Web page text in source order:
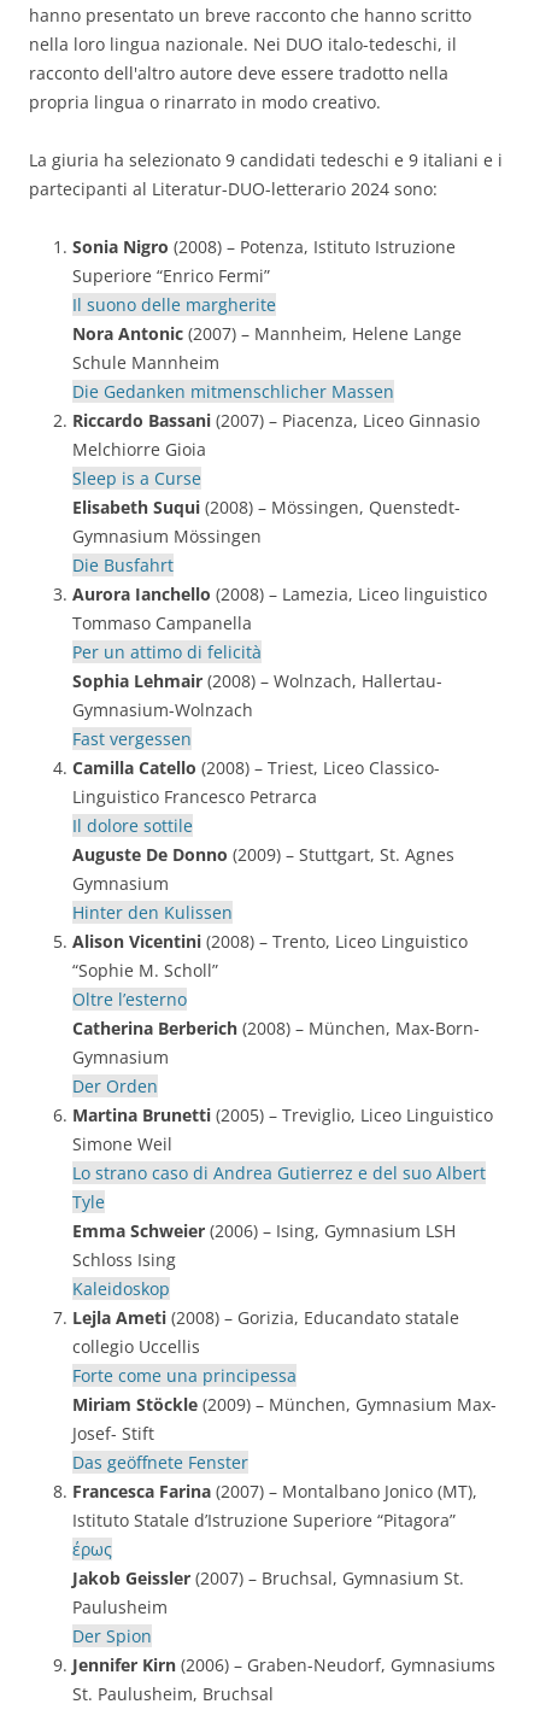
hanno presentato un breve racconto che hanno scritto
nella loro lingua nazionale. Nei DUO italo-tedeschi, il
racconto dell'altro autore deve essere tradotto nella
propria lingua o rinarrato in modo creativo.
La giuria ha selezionato 9 candidati tedeschi e 9 italiani e i
partecipanti al Literatur-DUO-letterario 2024 sono:
Sonia Nigro (2008) – Potenza, Istituto Istruzione
Superiore “Enrico Fermi”
Il suono delle margherite
Nora Antonic (2007) – Mannheim, Helene Lange
Schule Mannheim
Die Gedanken mitmenschlicher Massen
Riccardo Bassani (2007) – Piacenza, Liceo Ginnasio
Melchiorre Gioia
Sleep is a Curse
Elisabeth Suqui (2008) – Mössingen, Quenstedt-
Gymnasium Mössingen
Die Busfahrt
Aurora Ianchello (2008) – Lamezia, Liceo linguistico
Tommaso Campanella
Per un attimo di felicità
Sophia Lehmair (2008) – Wolnzach, Hallertau-
Gymnasium-Wolnzach
Fast vergessen
Camilla Catello (2008) – Triest, Liceo Classico-
Linguistico Francesco Petrarca
Il dolore sottile
Auguste De Donno (2009) – Stuttgart, St. Agnes
Gymnasium
Hinter den Kulissen
Alison Vicentini (2008) – Trento, Liceo Linguistico
“Sophie M. Scholl”
Oltre l’esterno
Catherina Berberich (2008) – München, Max-Born-
Gymnasium
Der Orden
Martina Brunetti (2005) – Treviglio, Liceo Linguistico
Simone Weil
Lo strano caso di Andrea Gutierrez e del suo Albert
Tyle
Emma Schweier (2006) – Ising, Gymnasium LSH
Schloss Ising
Kaleidoskop
Lejla Ameti (2008) – Gorizia, Educandato statale
collegio Uccellis
Forte come una principessa
Miriam Stöckle (2009) – München, Gymnasium Max-
Josef- Stift
Das geöffnete Fenster
Francesca Farina (2007) – Montalbano Jonico (MT),
Istituto Statale d’Istruzione Superiore “Pitagora”
έρως
Jakob Geissler (2007) – Bruchsal, Gymnasium St.
Paulusheim
Der Spion
Jennifer Kirn (2006) – Graben-Neudorf, Gymnasiums
St. Paulusheim, Bruchsal